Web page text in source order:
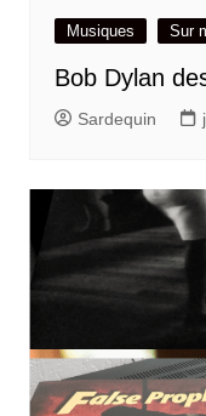
Musiques Sur
Bob Dylan
Sardequin